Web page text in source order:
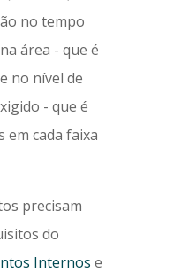
no tempo
área - que é
no nível de
- que é
em cada faixa
precisam
do
Internos e